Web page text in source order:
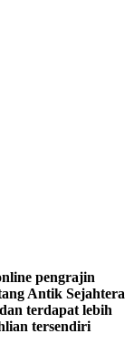
pengrajin
Antik Sejahtera
terdapat lebih
tersendiri